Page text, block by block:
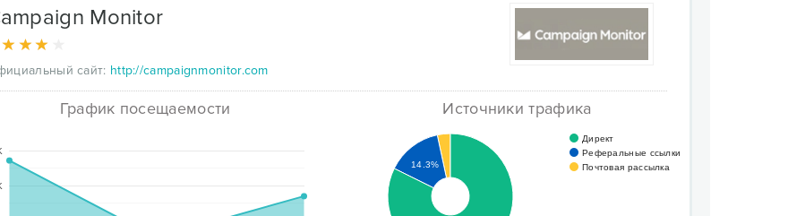
Monitor
сайт: http://campaignmonitor.com
График посещаемости Источники трафика
Директ
Реферальные ссылки
Почтовая рассылка
14.3%